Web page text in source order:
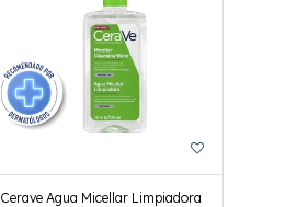
Cerave Agua Micellar Limpiadora